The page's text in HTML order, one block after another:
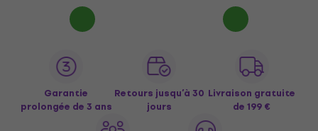
Garantie
prolongée de 3 ans
Retours jusqu’à 30
jours
Livraison gratuite
de 199 €